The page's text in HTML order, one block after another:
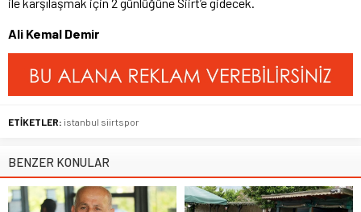
Ali Kemal Demir
ETİKETLER: istanbul siirtspor
BENZER KONULAR